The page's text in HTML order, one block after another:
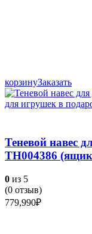
корзинуЗаказать
Теневой навес
ТН004386
0 из 5
(0 отзыв)
779,990₽